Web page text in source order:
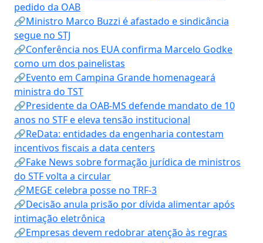
pedido da OAB
🔗Ministro Marco Buzzi é afastado e sindicância
segue no STJ
🔗Conferência nos EUA confirma Marcelo Godke
como um dos painelistas
🔗Evento em Campina Grande homenageará
ministra do TST
🔗Presidente da OAB-MS defende mandato de 10
anos no STF e eleva tensão institucional
🔗ReData: entidades da engenharia contestam
incentivos fiscais a data centers
🔗Fake News sobre formação jurídica de ministros
do STF volta a circular
🔗MEGE celebra posse no TRF-3
🔗Decisão anula prisão por dívida alimentar após
intimação eletrônica
🔗Empresas devem redobrar atenção às regras